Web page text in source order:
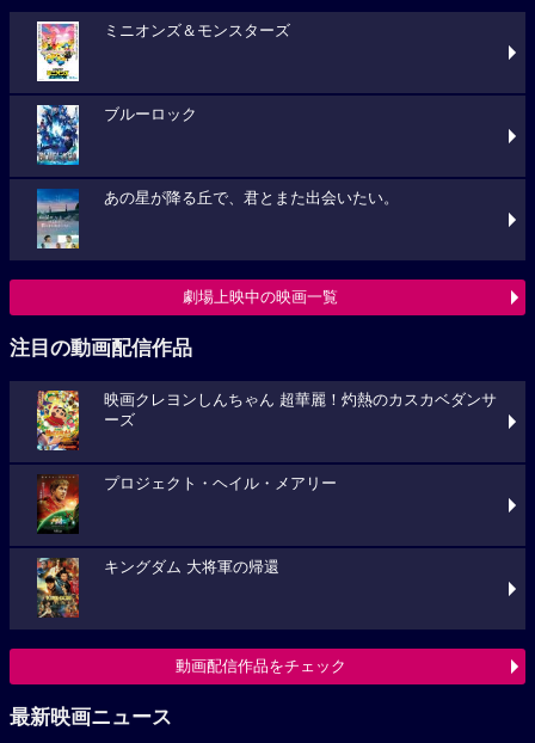
ミニオンズ＆モンスターズ
ブルーロック
あの星が降る丘で、君とまた出会いたい。
劇場上映中の映画一覧
注目の動画配信作品
映画クレヨンしんちゃん 超華麗！灼熱のカスカベダンサ
ーズ
プロジェクト・ヘイル・メアリー
キングダム 大将軍の帰還
動画配信作品をチェック
最新映画ニュース